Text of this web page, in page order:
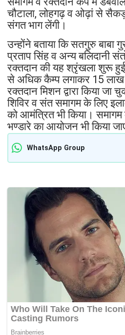
चौटाला, लोहगढ़ व ओढ़ां से
संगत भाग लेंगी।
उन्होंने बताया कि सतगुरु बाबा
प्रताप सिंह व अन्य बलिदानी
रक्तदान की यह श्रृंखला शुरू
से अधिक कैम्प लगाकर 15
रक्तदान मिशन द्वारा किया जा
शिविर व संत समागम के लिए
को आमंत्रित भी किया। समागम
भण्डारे का आयोजन भी किया
WhatsApp Group